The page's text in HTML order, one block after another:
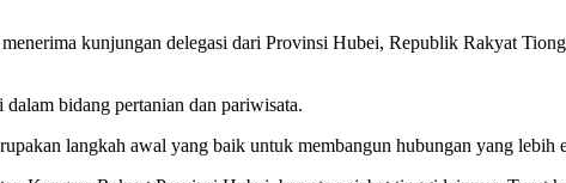
kunjungan delegasi dari Provinsi Hubei, Republik Rakyat
bidang pertanian dan pariwisata.
langkah awal yang baik untuk membangun hubungan yang lebih